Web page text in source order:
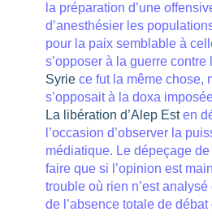
la préparation d’une
d’anesthésier les
pour la paix semblable à
s’opposer à la guerre contre
Syrie ce fut la même chose,
s’opposait à la doxa
La libération d’Alep Esten
l’occasion d’observer la
médiatique. Le dépeçage
faire que si l’opinion est
trouble où rien n’est
de l’absence totale de